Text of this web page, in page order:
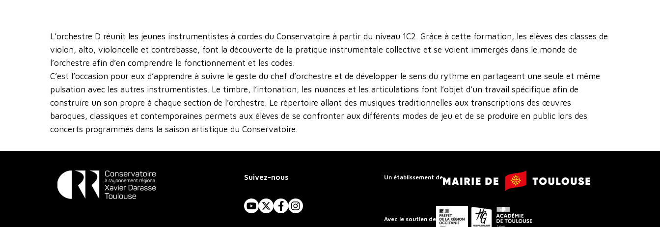
L’orchestre D réunit les jeunes instrumentistes à cordes du Conservatoire à partir du niveau 1C2. Grâce à cette formation, les élèves des classes de
violon, alto, violoncelle et contrebasse, font la découverte de la pratique instrumentale collective et se voient immergés dans le monde de
l’orchestre afin d’en comprendre le fonctionnement et les codes.
C’est l’occasion pour eux d’apprendre à suivre le geste du chef d’orchestre et de développer le sens du rythme en partageant une seule et même
pulsation avec les autres instrumentistes. Le timbre, l’intonation, les nuances et les articulations font l’objet d’un travail spécifique afin de
construire un son propre à chaque section de l’orchestre. Le répertoire allant des musiques traditionnelles aux transcriptions des œuvres
baroques, classiques et contemporaines permets aux élèves de se confronter aux différents modes de jeu et de se produire en public lors des
concerts programmés dans la saison artistique du Conservatoire.
Suivez-nous
YouTube
X FacebookInstagram
Un établissement de
Mairie
de
Avec le soutien de
Préfet
Conseil Académie